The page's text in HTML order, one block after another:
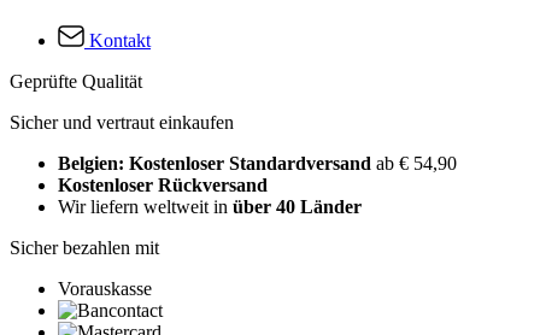
Kontakt
Geprüfte Qualität
Sicher und vertraut einkaufen
Belgien: Kostenloser Standardversand ab € 54,90
Kostenloser Rückversand
Wir liefern weltweit in über 40 Länder
Sicher bezahlen mit
Vorauskasse